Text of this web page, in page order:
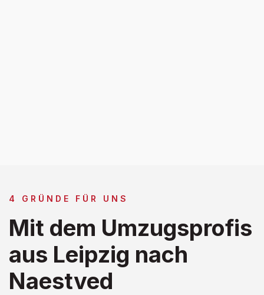
4 GRÜNDE FÜR UNS
Mit dem Umzugsprofis
aus Leipzig nach
Naestved